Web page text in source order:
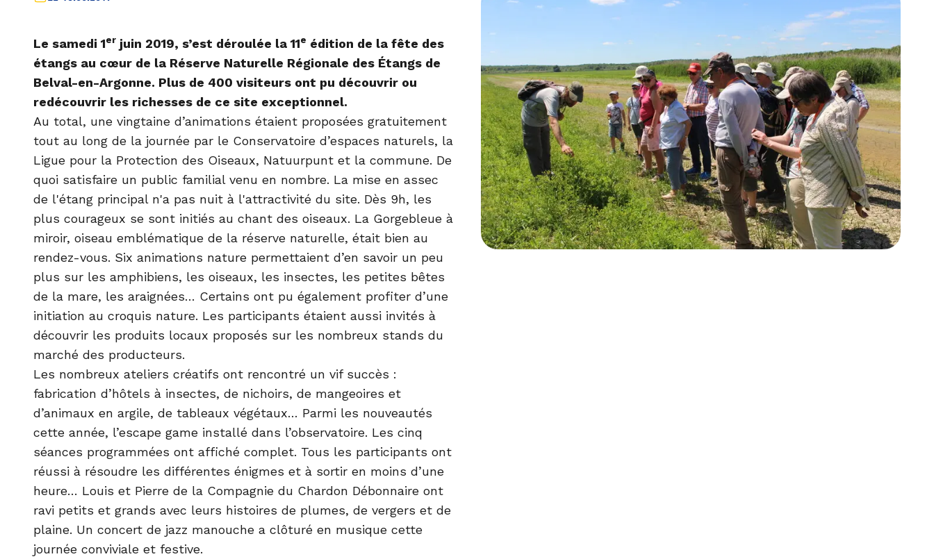
Le samedi 1er juin 2019, s’est déroulée la 11e édition de la fête des
étangs au cœur de la Réserve Naturelle Régionale des Étangs de
Belval-en-Argonne. Plus de 400 visiteurs ont pu découvrir ou
redécouvrir les richesses de ce site exceptionnel.
Au total, une vingtaine d’animations étaient proposées gratuitement
tout au long de la journée par le Conservatoire d’espaces naturels, la
Ligue pour la Protection des Oiseaux, Natuurpunt et la commune. De
quoi satisfaire un public familial venu en nombre. La mise en assec
de l'étang principal n'a pas nuit à l'attractivité du site. Dès 9h, les
plus courageux se sont initiés au chant des oiseaux. La Gorgebleue à
miroir, oiseau emblématique de la réserve naturelle, était bien au
rendez-vous. Six animations nature permettaient d’en savoir un peu
plus sur les amphibiens, les oiseaux, les insectes, les petites bêtes
de la mare, les araignées… Certains ont pu également profiter d’une
initiation au croquis nature. Les participants étaient aussi invités à
découvrir les produits locaux proposés sur les nombreux stands du
marché des producteurs.
Les nombreux ateliers créatifs ont rencontré un vif succès :
fabrication d’hôtels à insectes, de nichoirs, de mangeoires et
d’animaux en argile, de tableaux végétaux… Parmi les nouveautés
cette année, l’escape game installé dans l’observatoire. Les cinq
séances programmées ont affiché complet. Tous les participants ont
réussi à résoudre les différentes énigmes et à sortir en moins d’une
heure… Louis et Pierre de la Compagnie du Chardon Débonnaire ont
ravi petits et grands avec leurs histoires de plumes, de vergers et de
plaine. Un concert de jazz manouche a clôturé en musique cette
journée conviviale et festive.